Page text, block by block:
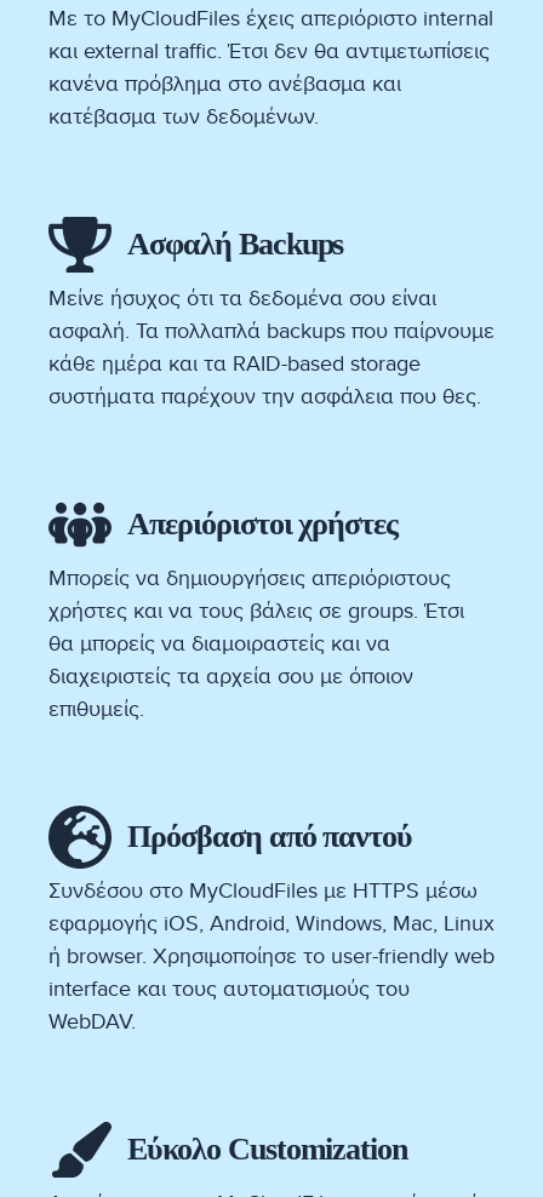
Με το MyCloudFiles έχεις απεριόριστο internal
και external traffic. Έτσι δεν θα αντιμετωπίσεις
κανένα πρόβλημα στο ανέβασμα και
κατέβασμα των δεδομένων.
Ασφαλή Backups
Μείνε ήσυχος ότι τα δεδομένα σου είναι
ασφαλή. Τα πολλαπλά backups που παίρνουμε
κάθε ημέρα και τα RAID-based storage
συστήματα παρέχουν την ασφάλεια που θες.
Απεριόριστοι χρήστες
Μπορείς να δημιουργήσεις απεριόριστους
χρήστες και να τους βάλεις σε groups. Έτσι
θα μπορείς να διαμοιραστείς και να
διαχειριστείς τα αρχεία σου με όποιον
επιθυμείς.
Πρόσβαση από παντού
Συνδέσου στο MyCloudFiles με HTTPS μέσω
εφαρμογής iOS, Android, Windows, Mac, Linux
ή browser. Χρησιμοποίησε το user-friendly web
interface και τους αυτοματισμούς του
WebDAV.
Εύκολο Customization